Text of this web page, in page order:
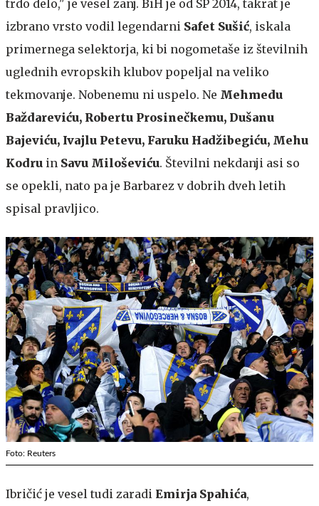
trdo delo," je vesel zanj. BiH je od SP 2014, takrat je
izbrano vrsto vodil legendarni Safet Sušić, iskala
primernega selektorja, ki bi nogometaše iz številnih
uglednih evropskih klubov popeljal na veliko
tekmovanje. Nobenemu ni uspelo. Ne Mehmedu
Baždareviću, Robertu Prosinečkemu, Dušanu
Bajeviću, Ivajlu Petevu, Faruku Hadžibegiću, Mehu
Kodru in Savu Miloševiću. Številni nekdanji asi so
se opekli, nato pa je Barbarez v dobrih dveh letih
spisal pravljico.
Foto: Reuters
Ibričić je vesel tudi zaradi Emirja Spahića,